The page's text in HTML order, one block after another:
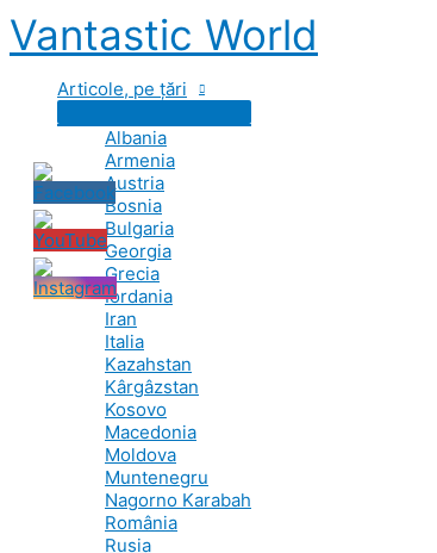
Skip
to
Vantastic World
Articole, pe țări
Albania
Armenia
Austria
Bosnia
Bulgaria
Georgia
Grecia
Iordania
Iran
Italia
Kazahstan
Kârgâzstan
Kosovo
Macedonia
Moldova
Muntenegru
Nagorno Karabah
România
Rusia